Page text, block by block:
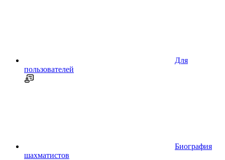
Для
пользователей
Биография
шахматистов